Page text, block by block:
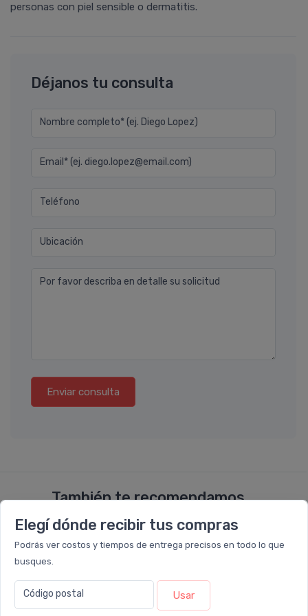
Elegí dónde recibir tus compras
Podrás ver costos y tiempos de entrega precisos en todo lo que
busques.
Código postal Usar
personas con piel sensible o dermatitis.
Déjanos tu consulta
Nombre completo* (ej. Diego Lopez)
Email* (ej. diego.lopez@email.com)
Teléfono
Ubicación
Por favor describa en detalle su solicitud
Enviar consulta
También te recomendamos...
5% OFF OFF